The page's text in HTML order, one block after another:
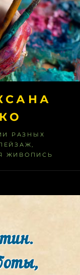
РАЗНЫХ
ЖИВОПИСЬ